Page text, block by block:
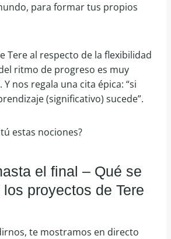
para formar tus propios
Tere al respecto de la flexibilidad
ritmo de progreso es muy
nos regala una cita épica: “si
(significativo) sucede”.
estas nociones?
el final – Qué se
proyectos de Tere
te mostramos en directo